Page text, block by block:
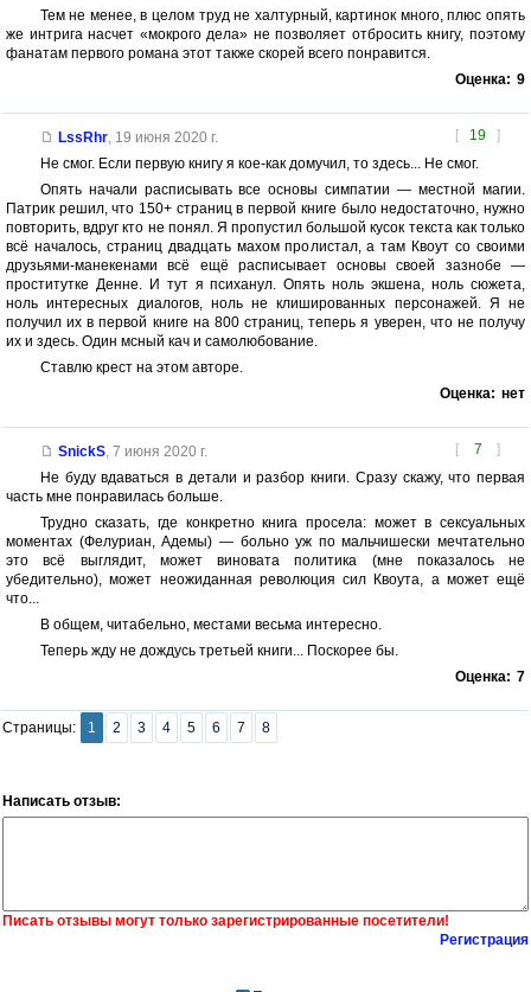
Тем не менее, в целом труд не халтурный, картинок много, плюс опять
же интрига насчет «мокрого дела» не позволяет отбросить книгу, поэтому
фанатам первого романа этот также скорей всего понравится.
Оценка: 9
[ 19 ]
LssRhr, 19 июня 2020 г.
Не смог. Если первую книгу я кое-как домучил, то здесь... Не смог.
Опять начали расписывать все основы симпатии — местной магии.
Патрик решил, что 150+ страниц в первой книге было недостаточно, нужно
повторить, вдруг кто не понял. Я пропустил большой кусок текста как только
всё началось, страниц двадцать махом пролистал, а там Квоут со своими
друзьями-манекенами всё ещё расписывает основы своей зазнобе —
проститутке Денне. И тут я психанул. Опять ноль экшена, ноль сюжета,
ноль интересных диалогов, ноль не клишированных персонажей. Я не
получил их в первой книге на 800 страниц, теперь я уверен, что не получу
их и здесь. Один мсный кач и самолюбование.
Ставлю крест на этом авторе.
Оценка: нет
[ 7 ]
SnickS, 7 июня 2020 г.
Не буду вдаваться в детали и разбор книги. Сразу скажу, что первая
часть мне понравилась больше.
Трудно сказать, где конкретно книга просела: может в сексуальных
моментах (Фелуриан, Адемы) — больно уж по мальчишески мечтательно
это всё выглядит, может виновата политика (мне показалось не
убедительно), может неожиданная революция сил Квоута, а может ещё
что...
В общем, читабельно, местами весьма интересно.
Теперь жду не дождусь третьей книги... Поскорее бы.
Оценка: 7
Страницы: 1 2 3 4 5 6 7 8
Написать отзыв:
Писать отзывы могут только зарегистрированные посетители!
Регистрация